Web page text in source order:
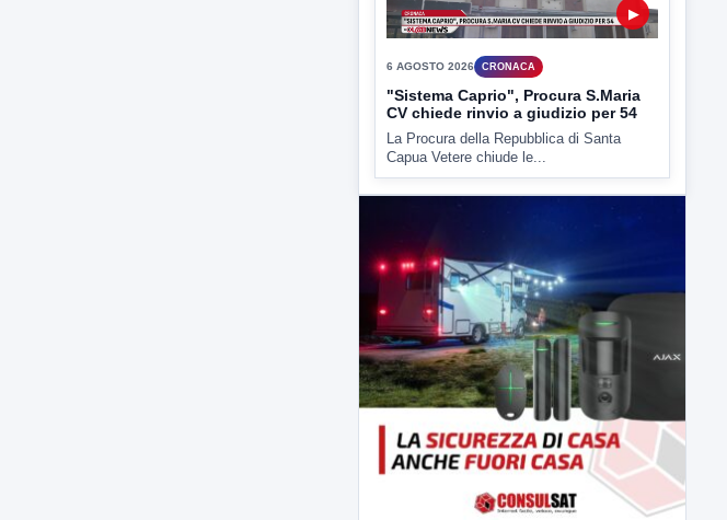
"Sistema Caprio", Procura S.Maria
CV chiede rinvio a giudizio per 54
La Procura della Repubblica di Santa
Capua Vetere chiude le...